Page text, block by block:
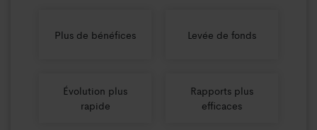
Plus de bénéfices Levée de fonds
Évolution plus
rapide
Rapports plus
efficaces